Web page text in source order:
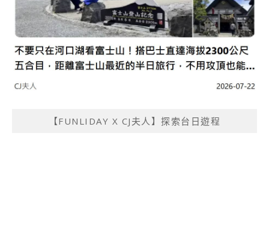
【FUNLIDAY X CJ夫人】探索台日遊程